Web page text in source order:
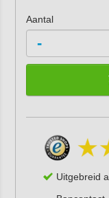
Aantal
-
Uitgebreid